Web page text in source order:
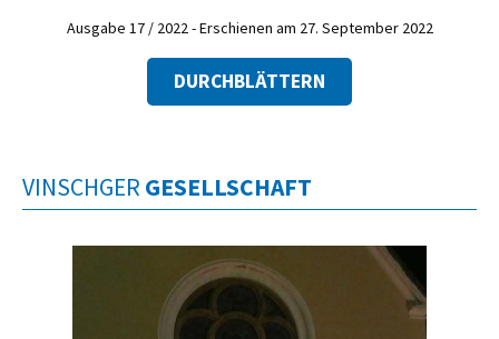
Ausgabe 17 / 2022 - Erschienen am 27. September 2022
DURCHBLÄTTERN
VINSCHGER GESELLSCHAFT